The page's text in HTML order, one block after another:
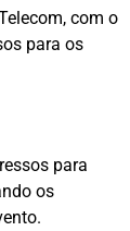
com o
para os
para
os